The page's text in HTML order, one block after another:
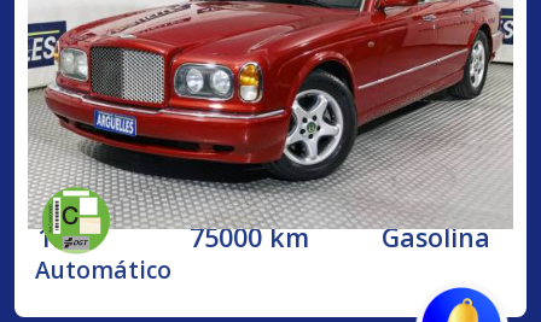
1998 75000 km Gasolina
Automático